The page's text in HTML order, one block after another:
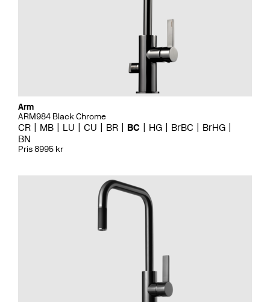
Arm
ARM984 Black Chrome
CR MB LU CU BR BC HG BrBC
BrHG
BN
Pris 8995 kr